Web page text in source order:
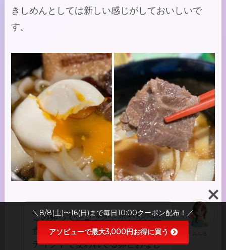
きしめんとしては新しい感じがしておいしいで
す。
この卵ってレゴランドホテルの朝
食ビュッフェ
にあるエッグベネ
ディクトで使われてる卵とおなじ
＼8/8(土)〜16(日)まで毎日10:00クーポン配布！／
アソビューで最大3,000円お得に買う